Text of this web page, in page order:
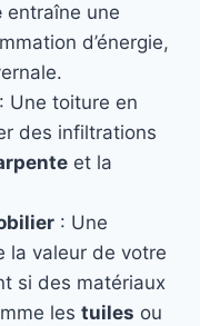
entraîne une
d’énergie,
: Une toiture en
des infiltrations
et la
: Une
la valeur de votre
si des matériaux
les tuiles ou